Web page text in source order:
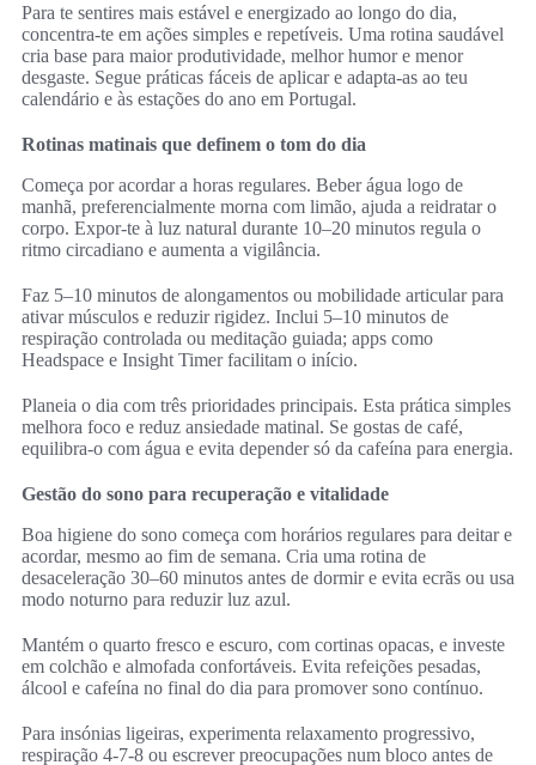
Para te sentires mais estável e energizado ao longo do dia,
concentra-te em ações simples e repetíveis. Uma rotina saudável
cria base para maior produtividade, melhor humor e menor
desgaste. Segue práticas fáceis de aplicar e adapta-as ao teu
calendário e às estações do ano em Portugal.
Rotinas matinais que definem o tom do dia
Começa por acordar a horas regulares. Beber água logo de
manhã, preferencialmente morna com limão, ajuda a reidratar o
corpo. Expor-te à luz natural durante 10–20 minutos regula o
ritmo circadiano e aumenta a vigilância.
Faz 5–10 minutos de alongamentos ou mobilidade articular para
ativar músculos e reduzir rigidez. Inclui 5–10 minutos de
respiração controlada ou meditação guiada; apps como
Headspace e Insight Timer facilitam o início.
Planeia o dia com três prioridades principais. Esta prática simples
melhora foco e reduz ansiedade matinal. Se gostas de café,
equilibra-o com água e evita depender só da cafeína para energia.
Gestão do sono para recuperação e vitalidade
Boa higiene do sono começa com horários regulares para deitar e
acordar, mesmo ao fim de semana. Cria uma rotina de
desaceleração 30–60 minutos antes de dormir e evita ecrãs ou usa
modo noturno para reduzir luz azul.
Mantém o quarto fresco e escuro, com cortinas opacas, e investe
em colchão e almofada confortáveis. Evita refeições pesadas,
álcool e cafeína no final do dia para promover sono contínuo.
Para insónias ligeiras, experimenta relaxamento progressivo,
respiração 4-7-8 ou escrever preocupações num bloco antes de